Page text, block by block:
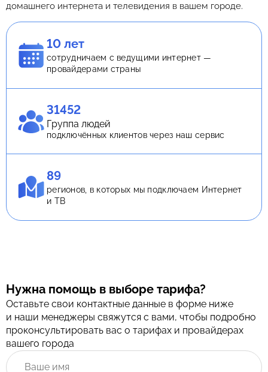
домашнего интернета и телевидения в вашем городе.
10 лет
сотрудничаем с ведущими интернет —
провайдерами страны
31452
Группа людей
подключённых клиентов через наш сервис
89
регионов, в которых мы подключаем Интернет
и ТВ
Нужна помощь в выборе тарифа?
Оставьте свои контактные данные в форме ниже
и наши менеджеры свяжутся с вами, чтобы подробно
проконсультировать вас о тарифах и провайдерах
вашего города